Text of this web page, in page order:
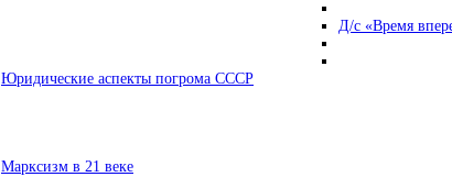
Д/с «Время
Юридические аспекты погрома СССР
Марксизм в 21 веке